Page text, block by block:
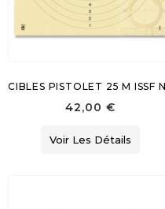
CIBLES PISTOLET 25 M ISSF
42,00 €
Voir Les Détails